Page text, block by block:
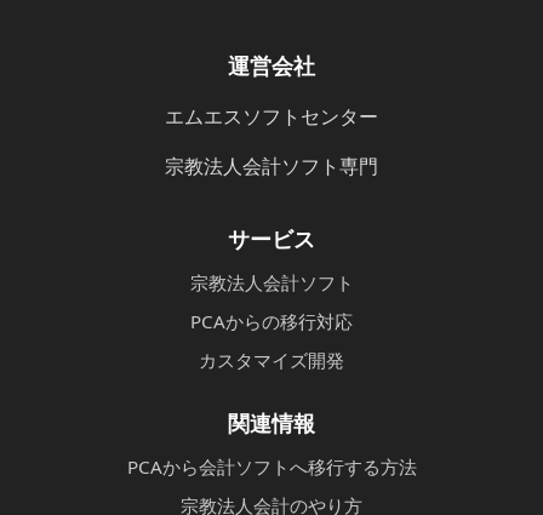
運営会社
エムエスソフトセンター
宗教法人会計ソフト専門
サービス
宗教法人会計ソフト
PCAからの移行対応
カスタマイズ開発
関連情報
PCAから会計ソフトへ移行する方法
宗教法人会計のやり方